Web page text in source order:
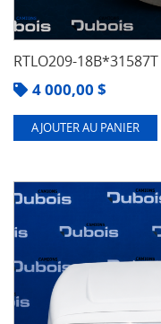
RTLO209-18B*31587T
4 000,00 $
AJOUTER AU PANIER